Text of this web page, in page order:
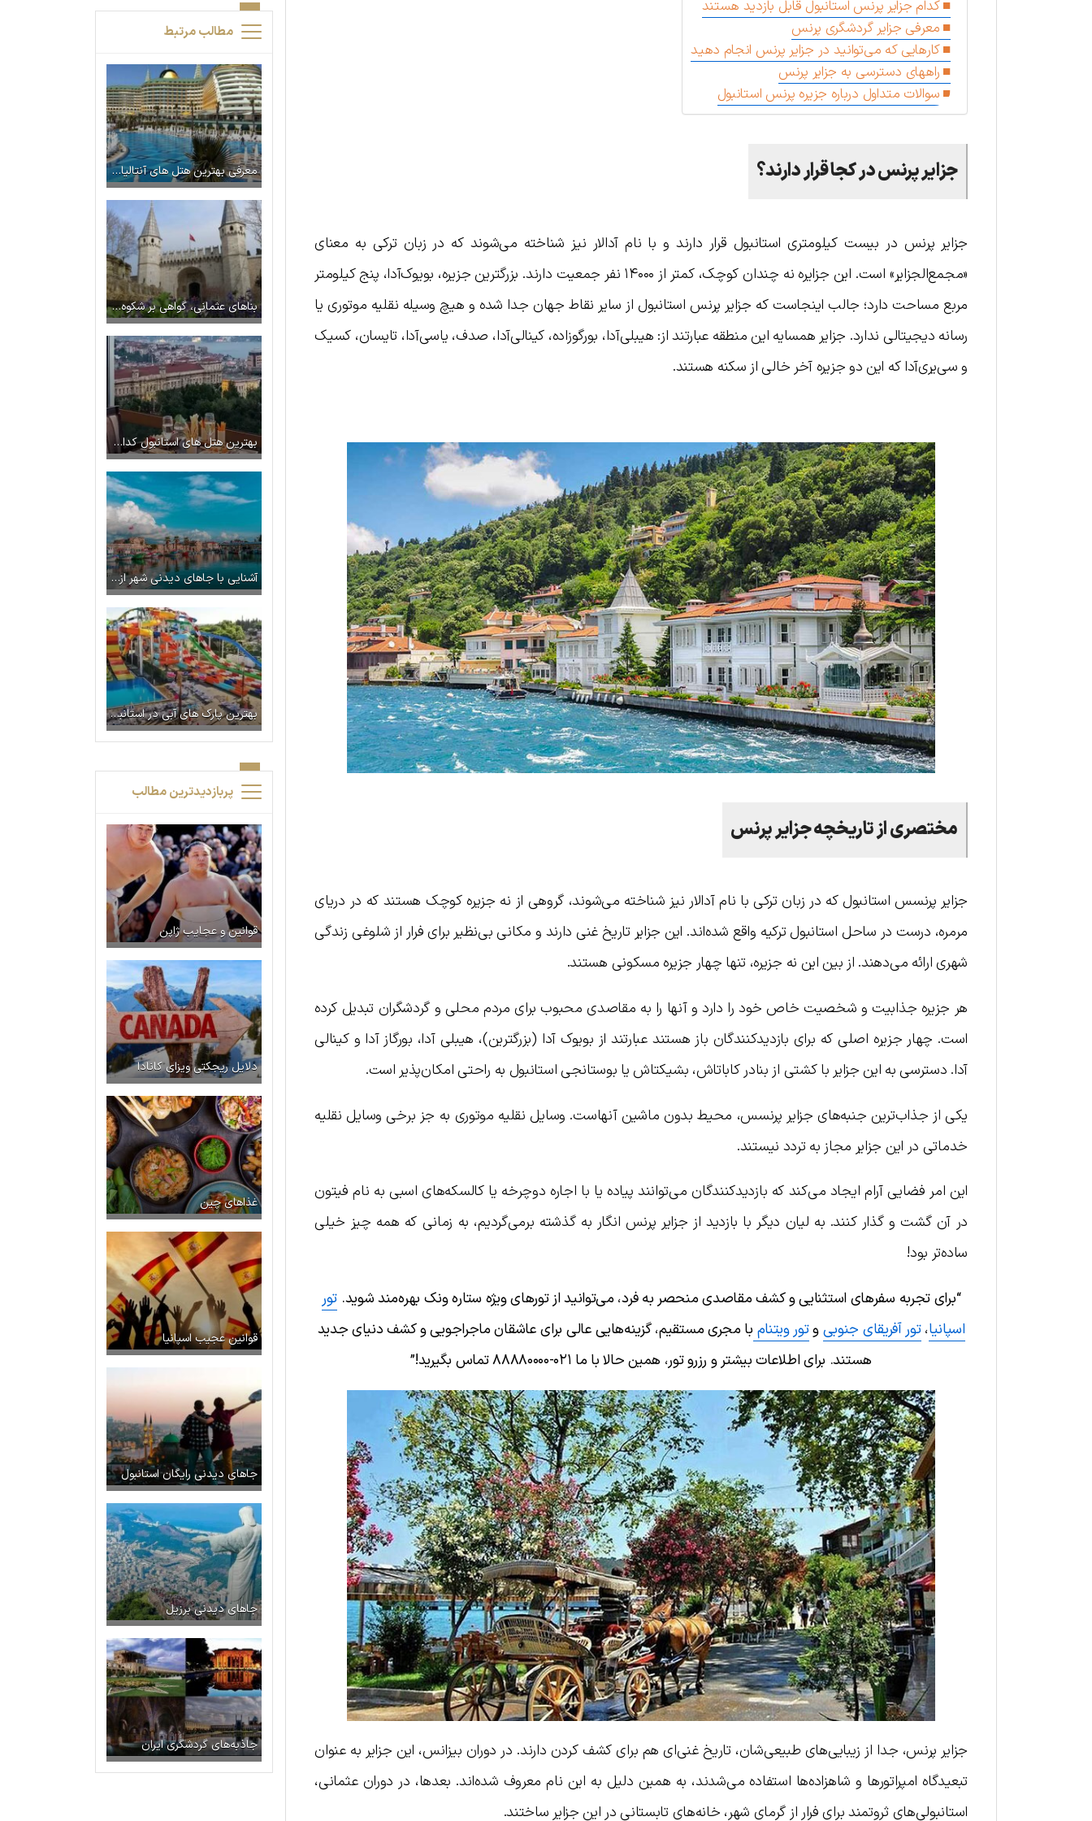
کدام جزایر پرنس استانبول قابل بازدید هستند
معرفی جزایر گردشگری پرنس
کارهایی که می‌توانید در جزایر پرنس انجام دهید
راههای دسترسی به جزایر پرنس
سوالات متداول درباره جزیره پرنس استانبول
جزایر پرنس در کجا قرار دارند؟
جزایر پرنس در بیست کیلومتری استانبول قرار دارند و با نام آدالار نیز شناخته می‌شوند که در زبان ترکی به معنای
«مجمع‌الجزایر» است. این جزایره نه چندان کوچک، کمتر از ۱۴۰۰۰ نفر جمعیت دارند. بزرگترین جزیره، بویوک‌آدا، پنج کیلومتر
مربع مساحت دارد؛ جالب اینجاست که جزایر پرنس استانبول از سایر نقاط جهان جدا شده و هیچ وسیله نقلیه موتوری یا
رسانه دیجیتالی ندارد. جزایر همسایه این منطقه عبارتند از: هیبلی‌آدا، بورگوزاده، کینالی‌آدا، صدف، یاسی‌آدا، تایسان، کسیک
و سی‌یری‌آدا که این دو جزیره آخر خالی از سکنه هستند.
مختصری از تاریخچه جزایر پرنس
جزایر پرنسس استانبول که در زبان ترکی با نام آدالار نیز شناخته می‌شوند، گروهی از نه جزیره کوچک هستند که در دریای
مرمره، درست در ساحل استانبول ترکیه واقع شده‌اند. این جزایر تاریخ غنی دارند و مکانی بی‌نظیر برای فرار از شلوغی زندگی
شهری ارائه می‌دهند. از بین این نه جزیره، تنها چهار جزیره مسکونی هستند.
هر جزیره جذابیت و شخصیت خاص خود را دارد و آنها را به مقاصدی محبوب برای مردم محلی و گردشگران تبدیل کرده
است. چهار جزیره اصلی که برای بازدیدکنندگان باز هستند عبارتند از بویوک آدا (بزرگترین)، هیبلی آدا، بورگاز آدا و کینالی
آدا. دسترسی به این جزایر با کشتی از بنادر کاباتاش، بشیکتاش یا بوستانجی استانبول به راحتی امکان‌پذیر است.
یکی از جذاب‌ترین جنبه‌های جزایر پرنسس، محیط بدون ماشین آنهاست. وسایل نقلیه موتوری به جز برخی وسایل نقلیه
خدماتی در این جزایر مجاز به تردد نیستند.
این امر فضایی آرام ایجاد می‌کند که بازدیدکنندگان می‌توانند پیاده یا با اجاره دوچرخه یا کالسکه‌های اسبی به نام فیتون
در آن گشت و گذار کنند. به لیان دیگر با بازدید از جزایر پرنس انگار به گذشته برمی‌گردیم، به زمانی که همه چیز خیلی
ساده‌تر بود!
“برای تجربه سفرهای استثنایی و کشف مقاصدی منحصر به فرد، می‌توانید از تورهای ویژه ستاره ونک بهره‌مند شوید. تور
اسپانیا،تور آفریقای جنوبیوتور ویتنام با مجری مستقیم، گزینه‌هایی عالی برای عاشقان ماجراجویی و کشف دنیای جدید
هستند. برای اطلاعات بیشتر و رزرو تور، همین حالا با ما ۰۲۱-۸۸۸۸۰۰۰۰
تماس بگیرید!”
جزایر پرنس، جدا از زیبایی‌های طبیعی‌شان، تاریخ غنی‌ای هم برای کشف کردن دارند. در دوران بیزانس، این جزایر به عنوان
تبعیدگاه امپراتورها و شاهزاده‌ها استفاده می‌شدند، به همین دلیل به این نام معروف شده‌اند. بعدها، در دوران عثمانی،
استانبولی‌های ثروتمند برای فرار از گرمای شهر، خانه‌های تابستانی در این جزایر ساختند.
مطالب مرتبط
معرفی بهترین هتل های آنتالیا برای تجربه سفری لوکس
بناهای عثمانی، گواهی بر شکوه و عظمت استانبول
بهترین هتل های استانبول کدام اند؟ بررسی مشخصات و ویژگیهای هر کدام
آشنایی با جاهای دیدنی شهر ازمیر در ترکیه (آدرس + عکس)
بهترین پارک های آبی در استانبول + تصویر
پربازدیدترین مطالب
قوانین و عجایب ژاپن
دلایل ریجکتی ویزای کانادا
غذاهای چین
قوانین عجیب اسپانیا
جاهای دیدنی رایگان استانبول
جاهای دیدنی برزیل
جاذبه‌های گردشگری ایران